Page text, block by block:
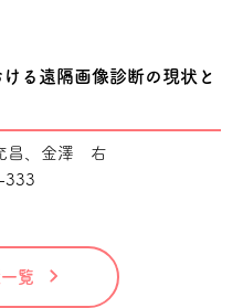
る遠隔画像診断の現状と
昌、金澤 右
333
覧